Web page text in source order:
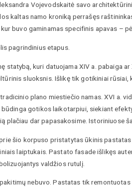
Vojevodskaitė savo
kaltas namo kroniką perrašęs
buvo gaminamas specifinis apavas –
pagrindinius etapus.
statybą, kuri datuojama XIV a. pabaiga
sluoksnis. Išlikę tik gotikiniai
plano miestiečio namas. XVI a.
gotikos laikotarpiui, siekiant
dar papasakosime. Istoriniuose
šio korpuso pristatytas ūkinis
laiptukais. Pastato fasade išlikęs
valdžios rutulį.
nebuvo. Pastatas tik